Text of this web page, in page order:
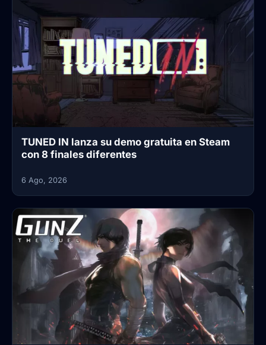
TUNED IN lanza su demo gratuita en Steam
con 8 finales diferentes
6 Ago, 2026